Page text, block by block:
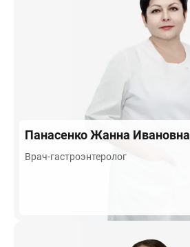
ПанасенкоЖанна Ивановна
Врач-гастроэнтеролог